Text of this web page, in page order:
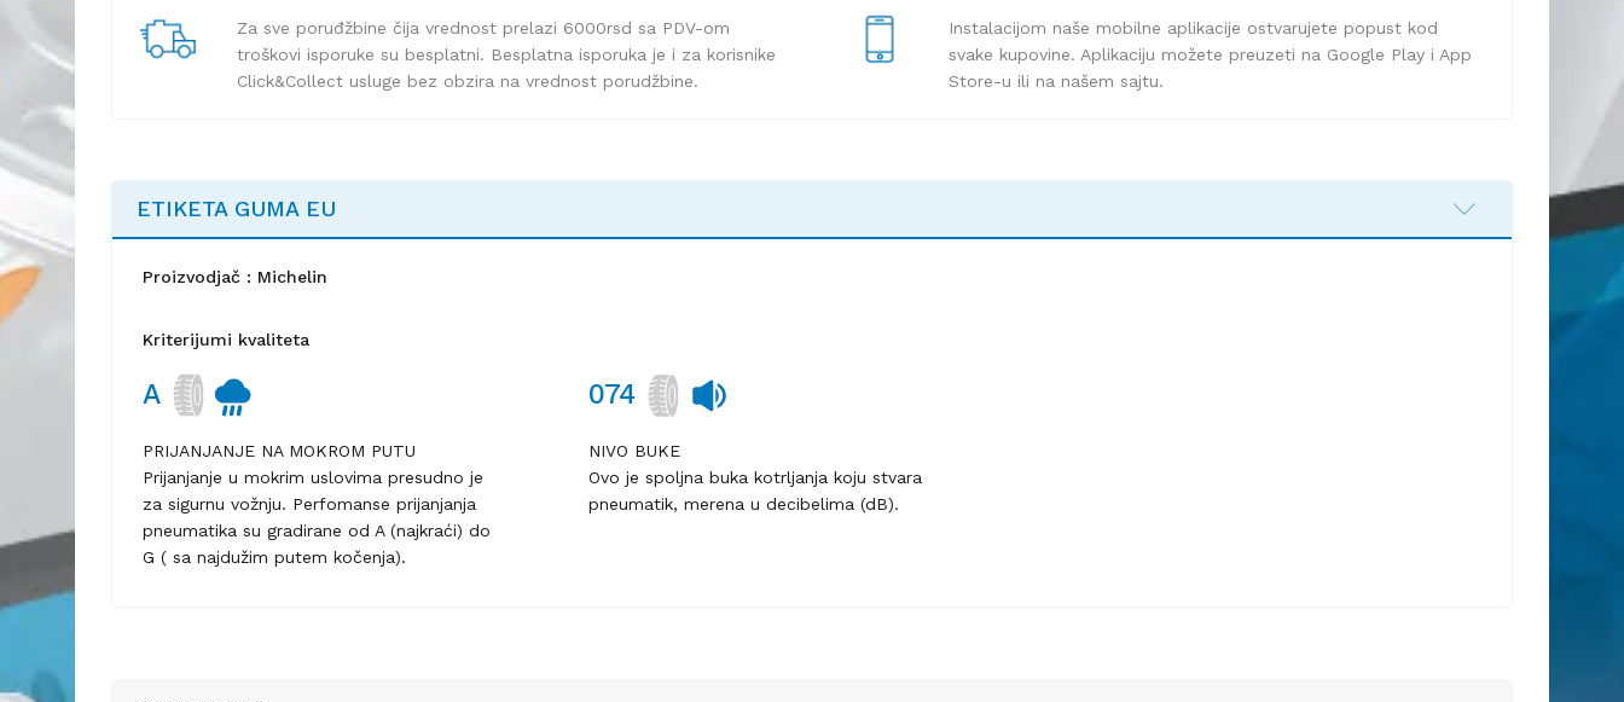
Za sve poruđžbine čija vrednost prelazi 6000rsd sa PDV-om
troškovi isporuke su besplatni. Besplatna isporuka je i za korisnike
Click&Collect usluge bez obzira na vrednost porudžbine.
Instalacijom naše mobilne aplikacije ostvarujete popust kod
svake kupovine. Aplikaciju možete preuzeti na Google Play i App
Store-u ili na našem sajtu.
ETIKETA GUMA EU
Proizvodjač : Michelin
Kriterijumi kvaliteta
A
PRIJANJANJE NA MOKROM PUTU
Prijanjanje u mokrim uslovima presudno je
za sigurnu vožnju. Perfomanse prijanjanja
pneumatika su gradirane od A (najkraći) do
G ( sa najdužim putem kočenja).
074
NIVO BUKE
Ovo je spoljna buka kotrljanja koju stvara
pneumatik, merena u decibelima (dB).